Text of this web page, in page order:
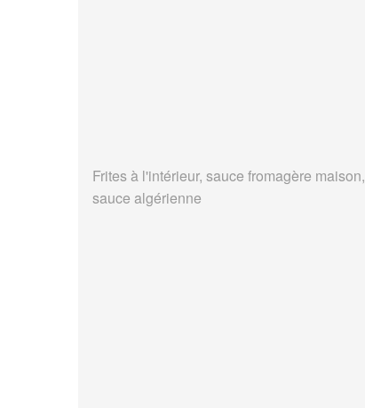
Frites à l'intérieur, sauce fromagère maison,
sauce algérienne